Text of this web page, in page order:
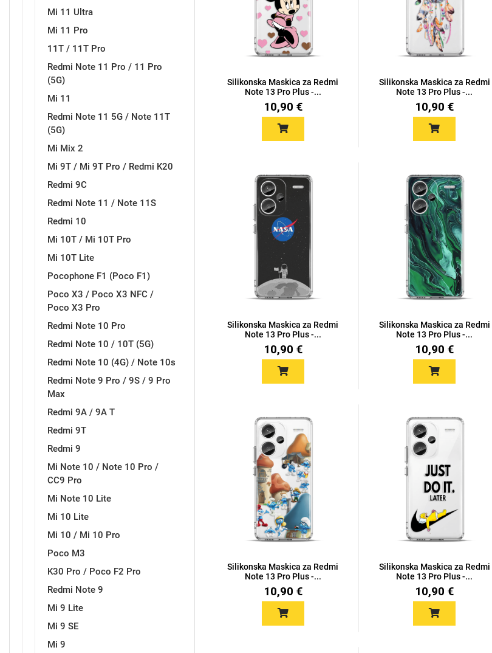
Mi 11 Ultra
Mi 11 Pro
11T / 11T Pro
Redmi Note 11 Pro / 11 Pro
(5G)
Mi 11
Redmi Note 11 5G / Note 11T
(5G)
Mi Mix 2
Mi 9T / Mi 9T Pro / Redmi K20
Redmi 9C
Redmi Note 11 / Note 11S
Redmi 10
Mi 10T / Mi 10T Pro
Mi 10T Lite
Pocophone F1 (Poco F1)
Poco X3 / Poco X3 NFC /
Poco X3 Pro
Redmi Note 10 Pro
Redmi Note 10 / 10T (5G)
Redmi Note 10 (4G) / Note 10s
Redmi Note 9 Pro / 9S / 9 Pro
Max
Redmi 9A / 9A T
Redmi 9T
Redmi 9
Mi Note 10 / Note 10 Pro /
CC9 Pro
Mi Note 10 Lite
Mi 10 Lite
Mi 10 / Mi 10 Pro
Poco M3
K30 Pro / Poco F2 Pro
Redmi Note 9
Mi 9 Lite
Mi 9 SE
Mi 9
Silikonska Maskica za Redmi
Note 13 Pro Plus -...
10,90 €
Silikonska Maskica za Redmi
Note 13 Pro Plus -...
10,90 €
Silikonska Maskica za Redmi
Note 13 Pro Plus -...
10,90 €
Silikonska Maskica za Redmi
Note 13 Pro Plus -...
10,90 €
Silikonska Maskica za Redmi
Note 13 Pro Plus -...
10,90 €
Silikonska Maskica za Redmi
Note 13 Pro Plus -...
10,90 €
Mandale / Cvjetni motivi
MarbleMania
Obiteljski motivi